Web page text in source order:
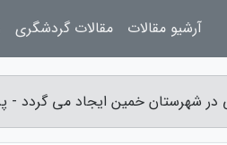
آرشیو مقالات مقالات گردشگری